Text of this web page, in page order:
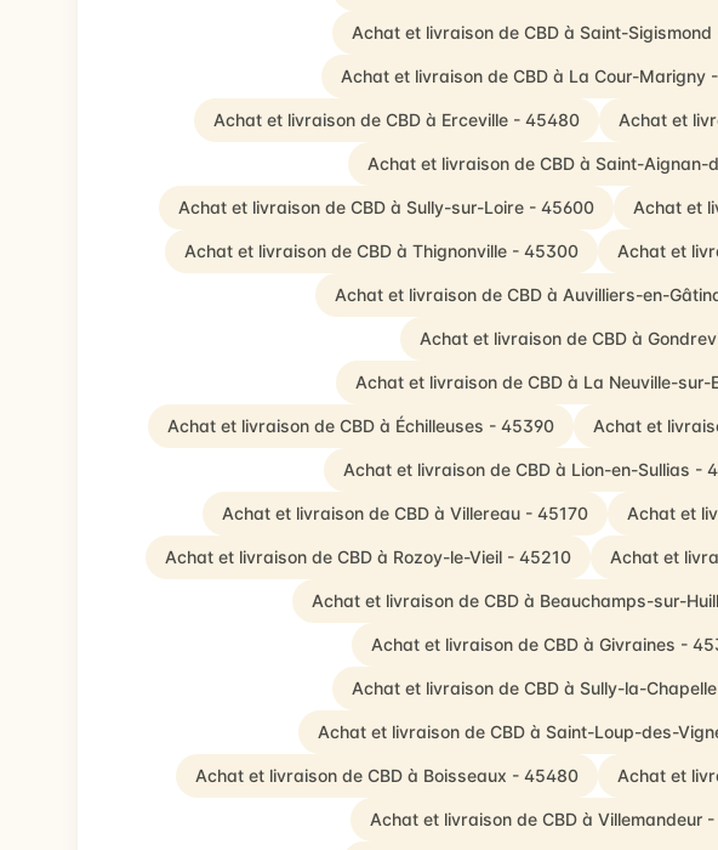
Achat et livraison de CBD à Saint-
Achat et livraison de CBD à La Cour-Marigny
Achat et livraison de CBD à Erceville - 45480 Achat et
Achat et livraison de CBD à Saint-Aignan-
Achat et livraison de CBD à Sully-sur-Loire - 45600 Achat et
Achat et livraison de CBD à Thignonville - 45300 Achat et
Achat et livraison de CBD à Auvilliers-en-
Achat et livraison de CBD à
Achat et livraison de CBD à La Neuville-sur-
Achat et livraison de CBD à Échilleuses - 45390 Achat et
Achat et livraison de CBD à Lion-en-Sullias -
Achat et livraison de CBD à Villereau - 45170 Achat et
Achat et livraison de CBD à Rozoy-le-Vieil - 45210 Achat et
Achat et livraison de CBD à Beauchamps-sur-
Achat et livraison de CBD à Givraines -
Achat et livraison de CBD à Sully-la-
Achat et livraison de CBD à Saint-Loup-des-
Achat et livraison de CBD à Boisseaux - 45480 Achat et
Achat et livraison de CBD à Villemandeur